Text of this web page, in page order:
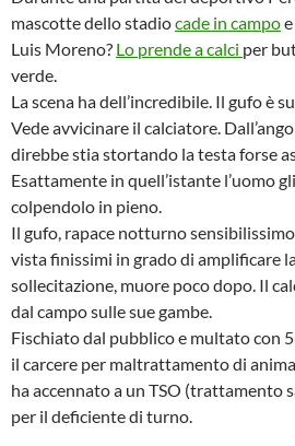
mascotte dello stadiocade in campo
Luis Moreno? Lo prende a calci per
verde.
La scena ha dell’incredibile. Il gufo è
Vede avvicinare il calciatore.
direbbe stia stortando la testa forse
Esattamente in quell’istante l’uomo
colpendolo in pieno.
Il gufo, rapace notturno
vista finissimi in grado di amplificare
sollecitazione, muore poco dopo. Il
dal campo sulle sue gambe.
Fischiato dal pubblico e multato con
il carcere per maltrattamento di
ha accennato a un TSO (trattamento
per il deficiente di turno.